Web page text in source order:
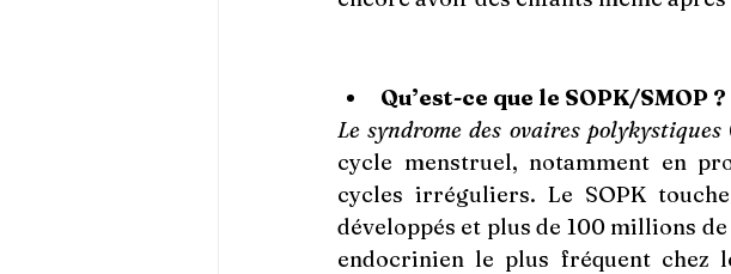
Qu’est-ce que le SOPK/SMOP ?
Le syndrome des ovaires polykystiques
cycle menstruel, notamment en
cycles irréguliers. Le SOPK
développés et plus de 100 millions
endocrinien le plus fréquent chez